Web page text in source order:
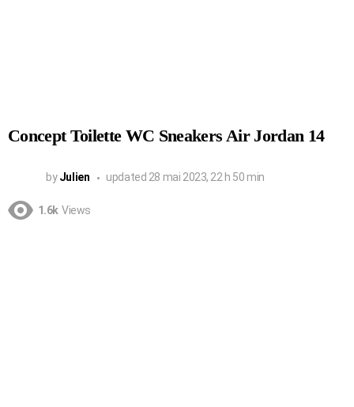
Concept Toilette WC Sneakers Air Jordan 14
by Julien updated 28 mai 2023, 22 h 50 min
1.6k Views